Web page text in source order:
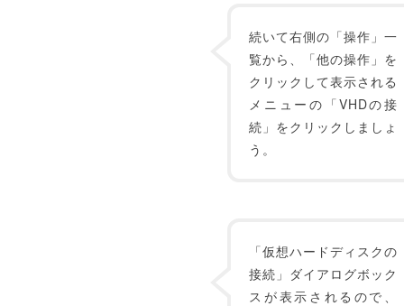
続いて右側の「操作」一
覧から、「他の操作」を
クリックして表示される
メニューの「VHDの接
続」をクリックしましょ
う。
「仮想ハードディスクの
接続」ダイアログボック
スが表示されるので、